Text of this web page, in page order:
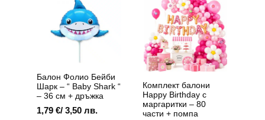
14,90 лв.
options
may
product
page
броя
вариант
3
Балон Фолио Бейби
Шарк – “ Baby Shark “
– 36 см + дръжка
1,79 €/ 3,50 лв.
Комплект балони
Happy Birthday с
маргаритки – 80
части + помпа